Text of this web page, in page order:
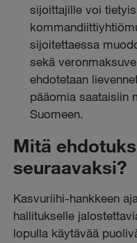
sijoittajille voi
sijoitettaessa
sekä
ehdotetaan
pääomia saataisiin
Suomeen.
Mitä
seuraavaksi?
Kasvuriihi-hankkeen
hallitukselle
lopulla käytävää